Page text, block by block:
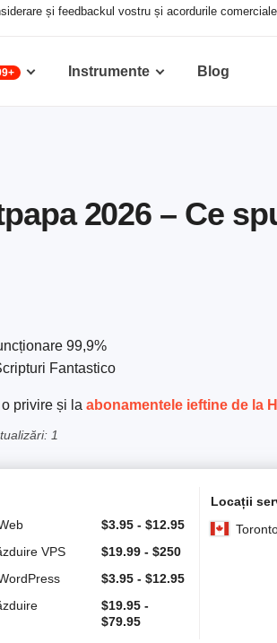
și feedbackul vostru și acordurile
Instrumente Blog
2026 – Ce
99,9%
Fantastico
privire și la abonamentele ieftine de la
1
$3.95 - $12.95
VPS
$19.99 - $250
$3.95 - $12.95
$19.95 -
$79.95
Locații